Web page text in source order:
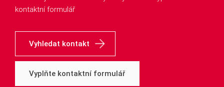
kontaktní formulář
Vyhledat kontakt
Vyplňte kontaktní formulář